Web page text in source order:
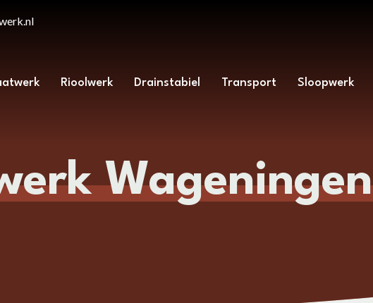
Rioolwerk Drainstabiel Transport Sloopwerk
Wageningen